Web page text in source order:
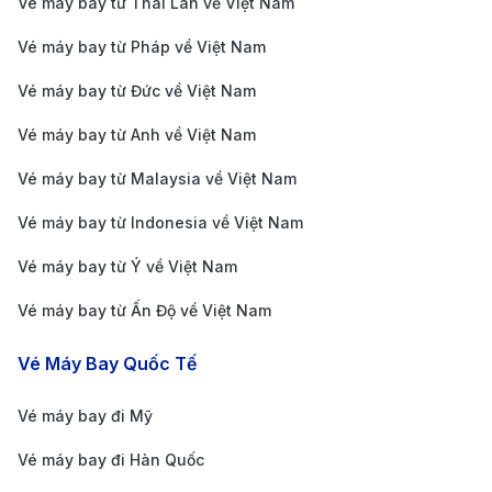
bản cho hành khách.
Phương tiện di chuyển từ trung tâm Côn Đảo đến sân
bay:
tiện nhất, thời gian di chuyển khoảng 20 - 25 phút.
Dịch vụ đưa đón sân bay:Một số khách sạn và
resort tại Côn Đảo cung cấp dịch vụ đưa đón sân
bay. Giúp hành khách di chuyển thuận lợi. Bạn nên
Xe ôm: Lựa chọn tiết kiệm hơn dành cho những
người đi một mình và mang theo hành lý gọn nhẹ.
vụ xe ôm địa phương.
Sân bay quốc tế John F. Kennedy (JFK)
Vé máy bay từ Pháp về Việt Nam
Vé máy bay từ Đức về Việt Nam
Vé máy bay từ Anh về Việt Nam
Vé máy bay từ Malaysia về Việt Nam
Vé máy bay từ Indonesia về Việt Nam
Vé máy bay từ Ý về Việt Nam
Vé máy bay từ Ấn Độ về Việt Nam
Vé Máy Bay Quốc Tế
Vé máy bay đi Mỹ
Vé máy bay đi Hàn Quốc